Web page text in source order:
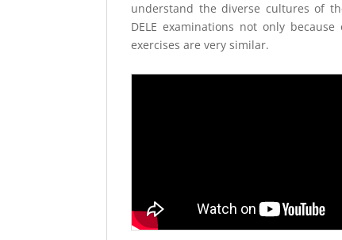
understand the diverse cultures of
DELE examinations not only
exercises are very similar.